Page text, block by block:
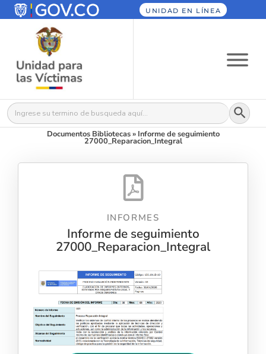
UNIDAD EN LÍNEA
Buscar: Botón
Documentos Bibliotecas» Informe de seguimiento
27000_Reparacion_Integral
INFORMES
Informe de seguimiento
27000_Reparacion_Integral